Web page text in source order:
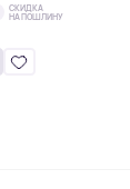
СКИДКА
НА ПОШЛИНУ